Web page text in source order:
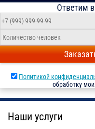
Ответим
Политикой
обработку
Наши услуги